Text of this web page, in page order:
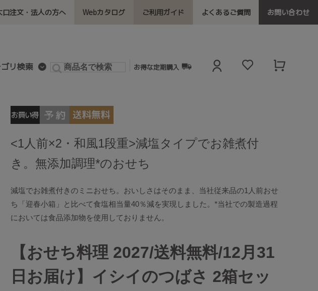
口注文・法人の方へ Webカタログ ご利用ガイド よくあるご質問 お問い合わせ
リ検索 お得な定期購入
<1人前×2・和風1段重>減塩タイプでお雑煮付
き。無添加調理*のおせち
減塩でお雑煮付きのミニおせち。おいしさはそのまま、当社従来品の1人前おせ
ち「迎春小箱」と比べて食塩相当量40％減を実現しました。*当社での製造過程
においては食品添加物を使用しておりません。
【おせち料理 2027/送料無料/12月31
日お届け】イシイのつばさ 2箱セッ